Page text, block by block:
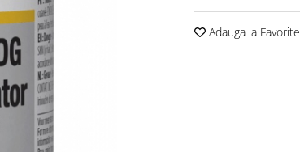
Adauga la Favorite